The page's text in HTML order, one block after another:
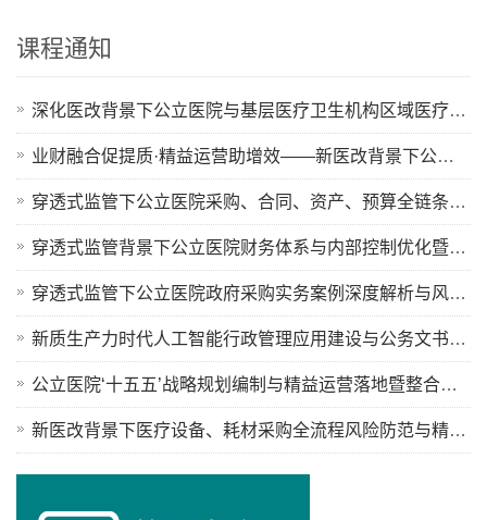
课程通知
深化医改背景下公立医院与基层医疗卫生机构区域医疗协同、分级诊疗落地创新实践及医疗质量提升实战研修班
业财融合促提质·精益运营助增效——新医改背景下公立医院运营管理能力提升专题培训班
穿透式监管下公立医院采购、合同、资产、预算全链条内控审计体系构建与巡查风险精准防控高级研修班
穿透式监管背景下公立医院财务体系与内部控制优化暨巡查、审计风险防控专题培训班
穿透式监管下公立医院政府采购实务案例深度解析与风险规避及巡查审计重点高级研修班
新质生产力时代人工智能行政管理应用建设与公务文书规范处理“三化”要求暨AI公文写作技能提升专题培训班
公立医院‘十五五’战略规划编制与精益运营落地暨整合型医疗卫生 服务体系构建专题线上培训班
新医改背景下医疗设备、耗材采购全流程风险防范与精细化管理暨医工融合赋能创新成果转化实践专题培训班